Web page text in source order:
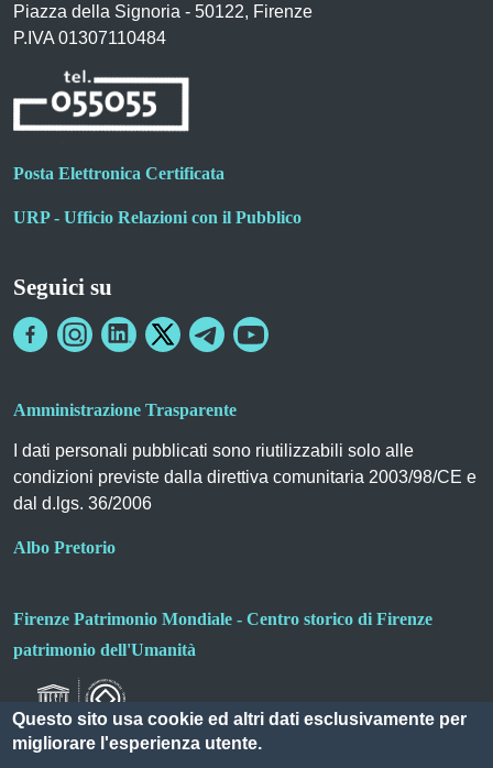
Piazza della Signoria - 50122, Firenze
P.IVA 01307110484
Posta Elettronica Certificata
URP - Ufficio Relazioni con il Pubblico
Seguici su
Amministrazione Trasparente
I dati personali pubblicati sono riutilizzabili solo alle
condizioni previste dalla direttiva comunitaria 2003/98/CE e
dal d.lgs. 36/2006
Albo Pretorio
Firenze Patrimonio Mondiale - Centro storico di Firenze
patrimonio dell'Umanità
Questo sito usa cookie ed altri dati esclusivamente per
migliorare l'esperienza utente.